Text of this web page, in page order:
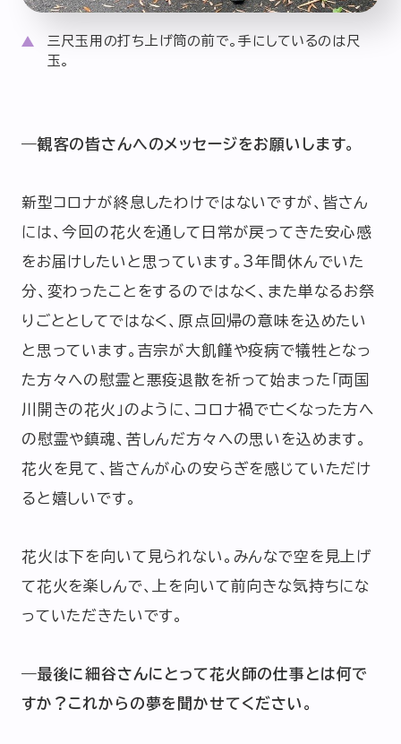
三尺玉用の打ち上げ筒の前で。手にしているのは尺
玉。
―観客の皆さんへのメッセージをお願いします。
新型コロナが終息したわけではないですが、皆さん
には、今回の花火を通して日常が戻ってきた安心感
をお届けしたいと思っています。3年間休んでいた
分、変わったことをするのではなく、また単なるお祭
りごととしてではなく、原点回帰の意味を込めたい
と思っています。吉宗が大飢饉や疫病で犠牲となっ
た方々への慰霊と悪疫退散を祈って始まった「両国
川開きの花火」のように、コロナ禍で亡くなった方へ
の慰霊や鎮魂、苦しんだ方々への思いを込めます。
花火を見て、皆さんが心の安らぎを感じていただけ
ると嬉しいです。
花火は下を向いて見られない。みんなで空を見上げ
て花火を楽しんで、上を向いて前向きな気持ちにな
っていただきたいです。
―最後に細谷さんにとって花火師の仕事とは何で
すか？これからの夢を聞かせてください。